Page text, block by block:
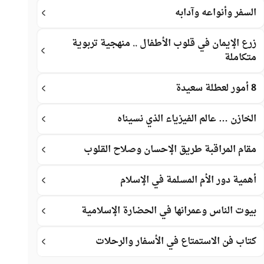
السفر وأنواعه وآدابه
زرع الإيمان في قلوب الأطفال .. منهجية تربوية
متكاملة
8 أمور لعطلة سعيدة
الخازن … عالم الفيزياء الذي نسيناه
مقام المراقبة طريق الإحسان وصلاح القلوب
أهمية دور الأم المسلمة في الإسلام
بيوت الناس وعمرانها في الحضارة الإسلامية
كتاب فن الاستمتاع في الأسفار والرحلات